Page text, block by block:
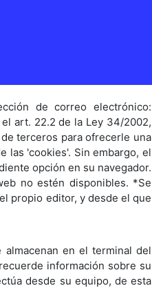
de correo electrónico:
art. 22.2 de la Ley 34/2002,
terceros para ofrecerle una
las 'cookies'. Sin embargo, el
opción en su navegador.
no estén disponibles. *Se
propio editor, y desde el que
en el terminal del
información sobre su
desde su equipo, de esta